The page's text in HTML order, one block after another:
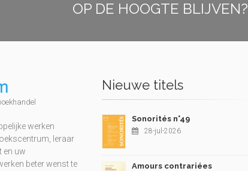
OP DE HOOGTE BLIJVEN?
werken
leraar
en uw
beter wenst te
Nieuwe titels
Sonorités n°49
28-jul-2026
Amours contrariées